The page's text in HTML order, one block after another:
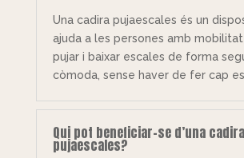
Una cadira pujaescales és un
ajuda a les persones amb
pujar i baixar escales de forma
còmoda, sense haver de fer cap
Qui pot beneficiar-se d’una cadira
pujaescales?